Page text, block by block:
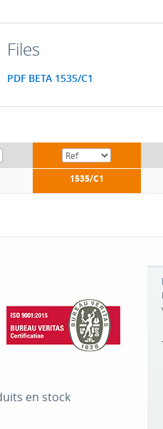
Files
PDF BETA 1535/C1
1535/C1
en stock